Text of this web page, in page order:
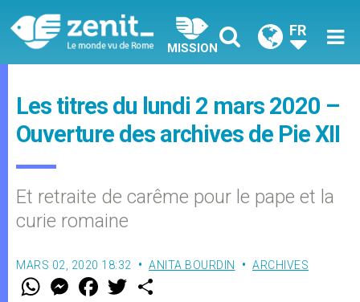
MISSION
FR
Les titres du lundi 2 mars 2020 –
Ouverture des archives de Pie XII
Et retraite de carême pour le pape et la
curie romaine
MARS 02, 2020 18:32 ANITA BOURDIN ARCHIVES
W M
e
F
a w